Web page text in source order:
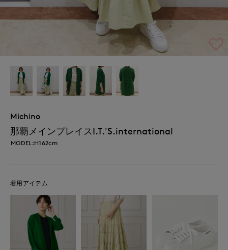
Michino
那覇メインプレイスI.T.'S.international
MODEL:H162cm
着用アイテム